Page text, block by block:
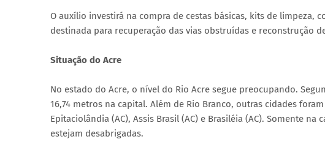
O auxílio investirá na compra de cestas básicas, kits de limpeza,
destinada para recuperação das vias obstruídas e reconstrução
Situação do Acre
No estado do Acre, o nível do Rio Acre segue preocupando.
16,74 metros na capital. Além de Rio Branco, outras cidades
Epitaciolândia (AC), Assis Brasil (AC) e Brasiléia (AC). Somente
estejam desabrigadas.